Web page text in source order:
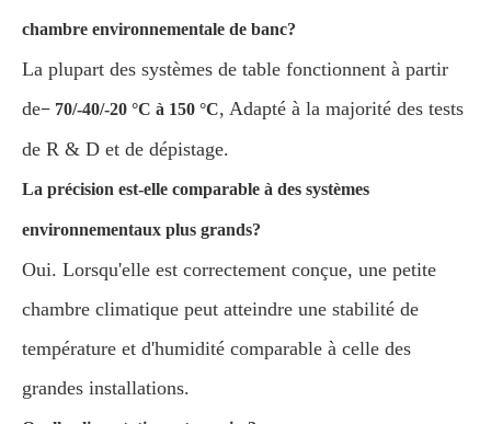
chambre environnementale de banc?
La plupart des systèmes de table fonctionnent à partir
de− 70/-40/-20 °C à 150 °C, Adapté à la majorité des tests
de R & D et de dépistage.
La précision est-elle comparable à des systèmes
environnementaux plus grands?
Oui. Lorsqu'elle est correctement conçue, une petite
chambre climatique peut atteindre une stabilité de
température et d'humidité comparable à celle des
grandes installations.